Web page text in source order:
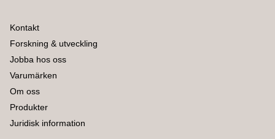
Kontakt
Forskning & utveckling
Jobba hos oss
Varumärken
Om oss
Produkter
Juridisk information